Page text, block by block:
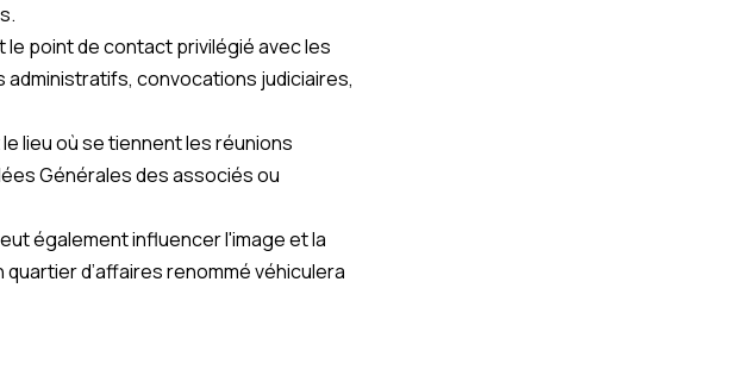
le point de contact privilégié avec les
convocations judiciaires,
lieu où se tiennent les réunions
Générales des associés ou
également influencer l'image et la
d’affaires renommé véhiculera